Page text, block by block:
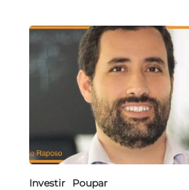
Investir Poupar